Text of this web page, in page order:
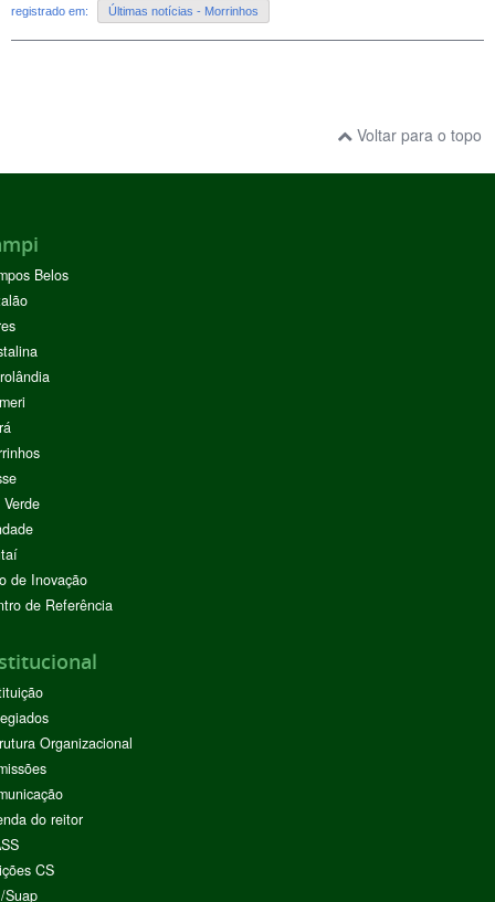
registrado em: Últimas notícias - Morrinhos
Voltar para o topo
Belos
de Inovação
de Referência
Organizacional
do reitor
CS
Suap